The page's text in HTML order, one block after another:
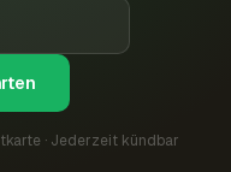
· Jederzeit kündbar